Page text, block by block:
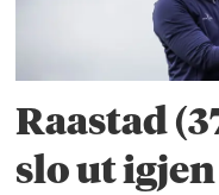
Raastad
slo ut